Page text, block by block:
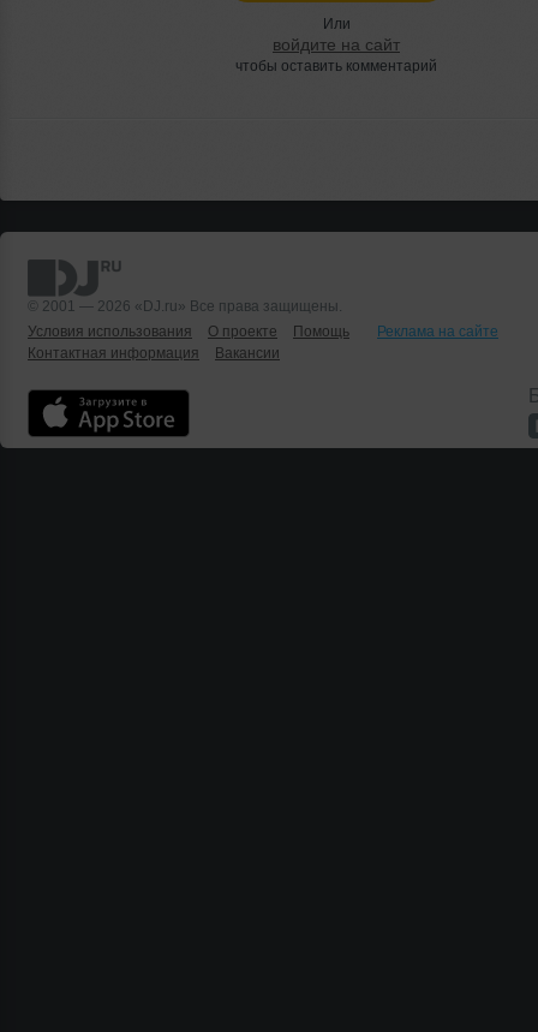
Или
войдите на сайт
чтобы оставить комментарий
© 2001 — 2026 «DJ.ru» Все права защищены.
Условия использования
О проекте Помощь
Реклама на сайте
Контактная информация
Вакансии